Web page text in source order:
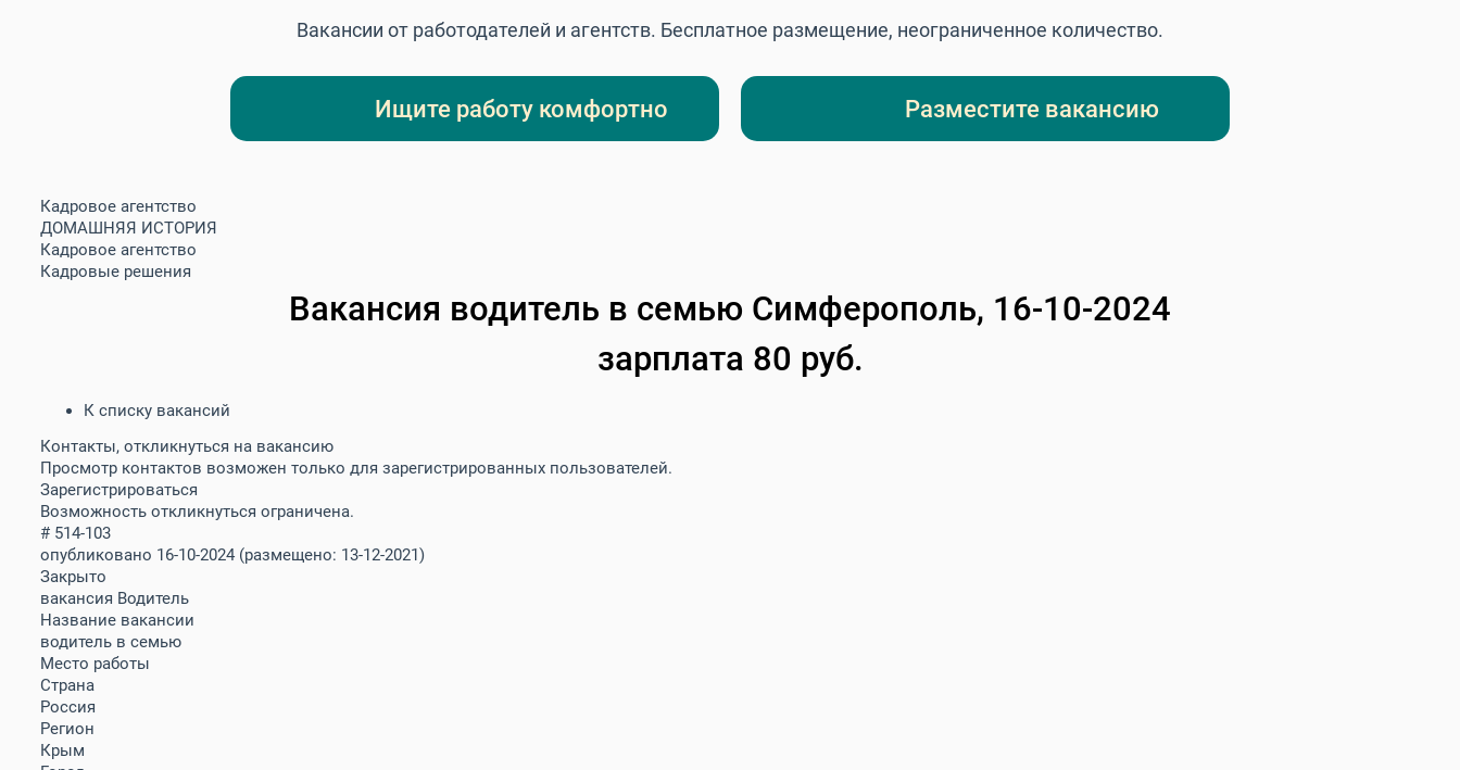
Вакансии от работодателей и агентств. Бесплатное размещение, неограниченное количество.
Ищите работу комфортно Разместите вакансию
Кадровое агентство
ДОМАШНЯЯ ИСТОРИЯ
Кадровое агентство
Кадровые решения
Вакансия водитель в семью Симферополь, 16-10-2024
зарплата 80 руб.
К списку вакансий
Контакты, откликнуться на вакансию
Просмотр контактов возможен только для зарегистрированных пользователей.
Зарегистрироваться
Возможность откликнуться ограничена.
# 514-103
опубликовано 16-10-2024 (размещено: 13-12-2021)
Закрыто
вакансия Водитель
Название вакансии
водитель в семью
Место работы
Страна
Россия
Регион
Крым